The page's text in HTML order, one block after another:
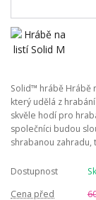
Solid™ hrábě Hrábě
který udělá z
skvěle hodí pro
společníci budou
shrabanou zahradu,
Dostupnost
Cena před